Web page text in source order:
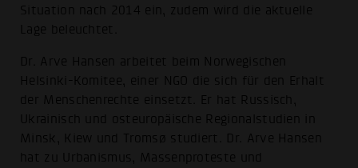
Situation nach 2014 ein, zudem wird die aktuelle
Lage beleuchtet.
Dr. Arve Hansen arbeitet beim Norwegischen
Helsinki-Komitee, einer NGO die sich für den Erhalt
der Menschenrechte einsetzt. Er hat Russisch,
Ukrainisch und osteuropäische Regionalstudien in
Minsk, Kiew und Tromsø studiert. Dr. Arve Hansen
hat zu Urbanismus, Massenproteste und